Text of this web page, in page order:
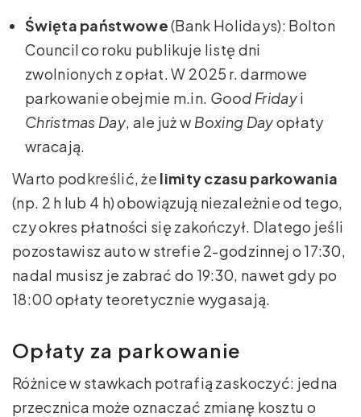
Święta państwowe(Bank Holidays): Bolton
Council co roku publikuje listę dni
zwolnionych z opłat. W 2025 r. darmowe
parkowanie obejmie m.in. Good Fridayi
Christmas Day, ale już w Boxing Dayopłaty
wracają.
Warto podkreślić, że limity czasu parkowania
(np. 2 h lub 4 h) obowiązują niezależnie od tego,
czy okres płatności się zakończył. Dlatego jeśli
pozostawisz auto w strefie 2-godzinnej o 17:30,
nadal musisz je zabrać do 19:30, nawet gdy po
18:00 opłaty teoretycznie wygasają.
Opłaty za parkowanie
Różnice w stawkach potrafią zaskoczyć: jedna
przecznica może oznaczać zmianę kosztu o